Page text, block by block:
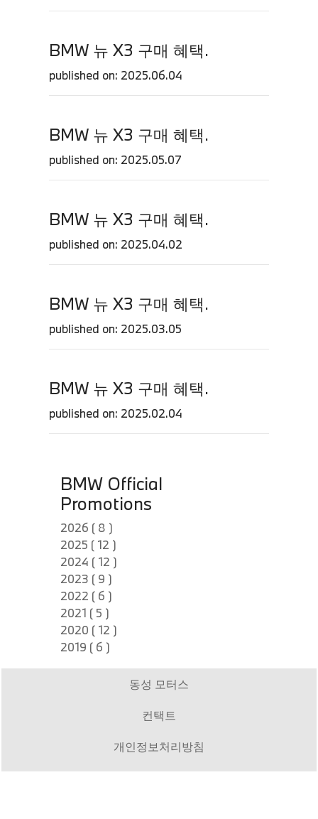
BMW 뉴 X3 구매 혜택.
published on: 2025.06.04
BMW 뉴 X3 구매 혜택.
published on: 2025.05.07
BMW 뉴 X3 구매 혜택.
published on: 2025.04.02
BMW 뉴 X3 구매 혜택.
published on: 2025.03.05
BMW 뉴 X3 구매 혜택.
published on: 2025.02.04
BMW Official
Promotions
2026 ( 8 )
2025 ( 12 )
2024 ( 12 )
2023 ( 9 )
2022 ( 6 )
2021 ( 5 )
2020 ( 12 )
2019 ( 6 )
동성 모터스
컨택트
개인정보처리방침